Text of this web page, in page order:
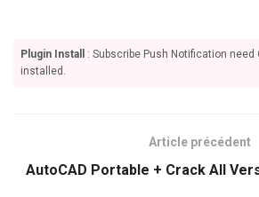
Plugin Install
: Subscribe Push Notification need
installed.
Article précédent
AutoCAD Portable + Crack All